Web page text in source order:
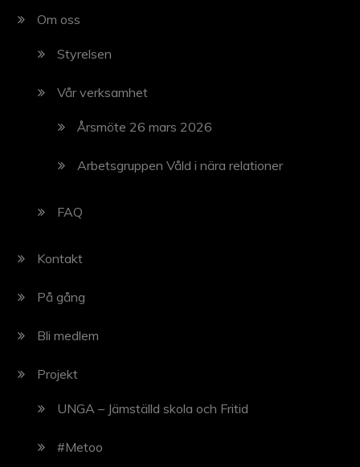
n
e
r
n
g
Om oss
Styrelsen
Vår verksamhet
Årsmöte 26 mars 2026
Arbetsgruppen Våld i nära relationer
FAQ
Kontakt
På gång
Bli medlem
Projekt
UNGA – Jämställd skola och Fritid
#Metoo